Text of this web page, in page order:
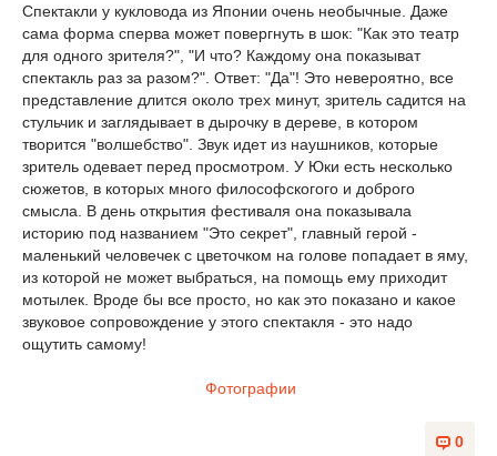
Спектакли у кукловода из Японии очень необычные. Даже
сама форма сперва может повергнуть в шок: "Как это театр
для одного зрителя?", "И что? Каждому она показыват
спектакль раз за разом?". Ответ: "Да"! Это невероятно, все
представление длится около трех минут, зритель садится на
стульчик и заглядывает в дырочку в дереве, в котором
творится "волшебство". Звук идет из наушников, которые
зритель одевает перед просмотром. У Юки есть несколько
сюжетов, в которых много философскогого и доброго
смысла. В день открытия фестиваля она показывала
историю под названием "Это секрет", главный герой -
маленький человечек с цветочком на голове попадает в яму,
из которой не может выбраться, на помощь ему приходит
мотылек. Вроде бы все просто, но как это показано и какое
звуковое сопровождение у этого спектакля - это надо
ощутить самому!
Фотографии
0